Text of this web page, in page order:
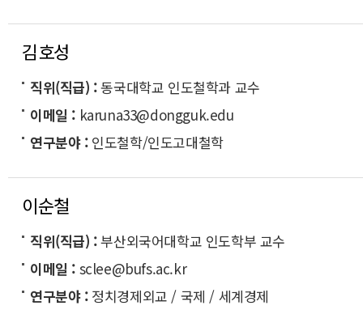
김호성
직위(직급) 동국대학교 인도철학과 교수
이메일
karuna33@dongguk.edu
연구분야 인도철학/인도고대철학
이순철
직위(직급) 부산외국어대학교 인도학부 교수
이메일
sclee@bufs.ac.kr
연구분야 정치경제외교 / 국제 / 세계경제